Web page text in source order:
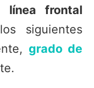
línea frontal
siguientes
grado de